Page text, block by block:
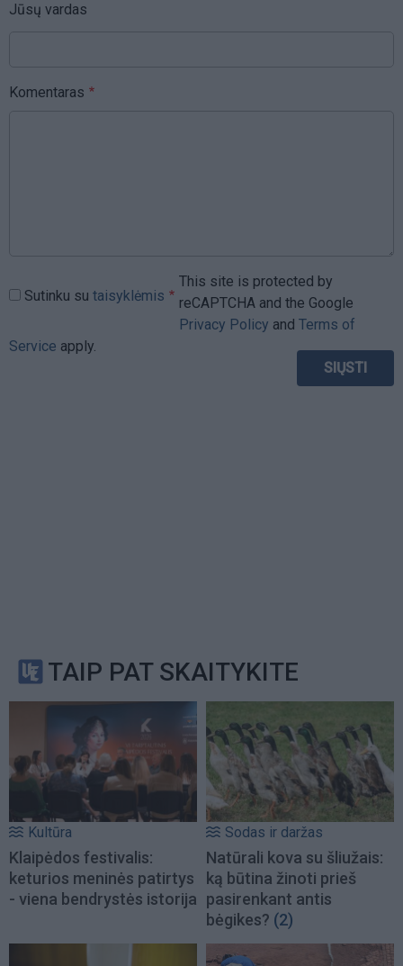
Jūsų vardas
Komentaras
Sutinku su taisyklėmis
This site is protected by
reCAPTCHA and the Google
Privacy Policy and Terms of
Service apply.
TAIP PAT SKAITYKITE
Kultūra
Klaipėdos festivalis:
keturios meninės patirtys
- viena bendrystės istorija
Sodas ir daržas
Natūrali kova su šliužais:
ką būtina žinoti prieš
pasirenkant antis
bėgikes? (2)